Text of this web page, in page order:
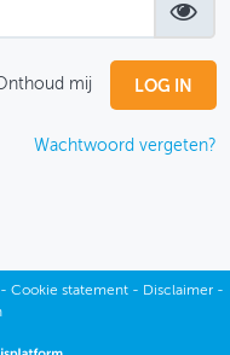
mij
Wachtwoord vergeten?
Cookie statement- Disclaimer-